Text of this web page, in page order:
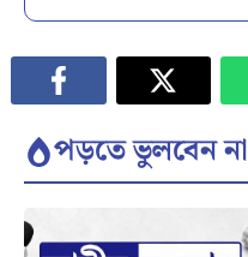
পড়তে ভুলবেন না